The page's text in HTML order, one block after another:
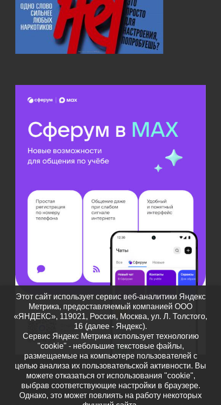
Этот сайт использует сервис веб-аналитики Яндекс
Метрика, предоставляемый компанией ООО
«ЯНДЕКС», 119021, Россия, Москва, ул. Л. Толстого,
16 (далее - Яндекс).
Сервис Яндекс Метрика использует технологию
"cookie" - небольшие текстовые файлы,
размещаемые на компьютере пользователей с
целью анализа их пользовательской активности. Вы
можете отказаться от использования "cookie",
выбрав соответствующие настройки в браузере.
Однако, это может повлиять на работу некоторых